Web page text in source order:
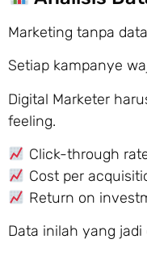
Marketing tanpa
Setiap kampanye
Digital Marketer
feeling.
Click-through
Cost per
Return on
Data inilah yang